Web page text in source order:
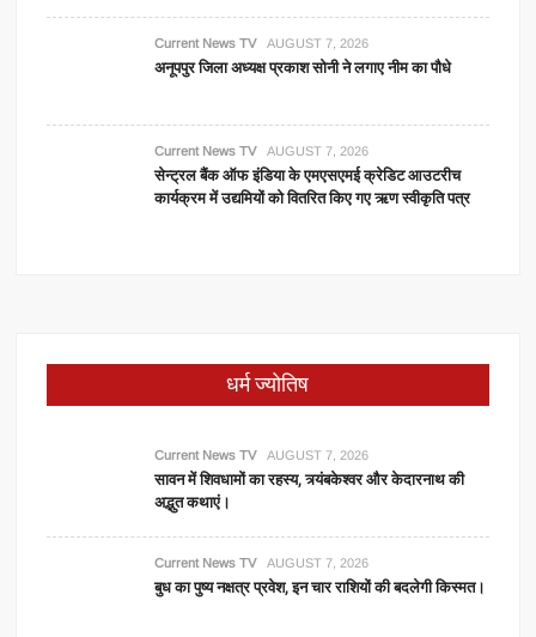
Current News TV AUGUST 7, 2026
अनूपपुर जिला अध्यक्ष प्रकाश सोनी ने लगाए नीम का पौधे
Current News TV AUGUST 7, 2026
सेन्ट्रल बैंक ऑफ इंडिया के एमएसएमई क्रेडिट आउटरीच
कार्यक्रम में उद्यमियों को वितरित किए गए ऋण स्वीकृति पत्र
धर्म ज्योतिष
Current News TV AUGUST 7, 2026
सावन में शिवधामों का रहस्य, त्र्यंबकेश्वर और केदारनाथ की
अद्भुत कथाएं।
Current News TV AUGUST 7, 2026
बुध का पुष्य नक्षत्र प्रवेश, इन चार राशियों की बदलेगी किस्मत।